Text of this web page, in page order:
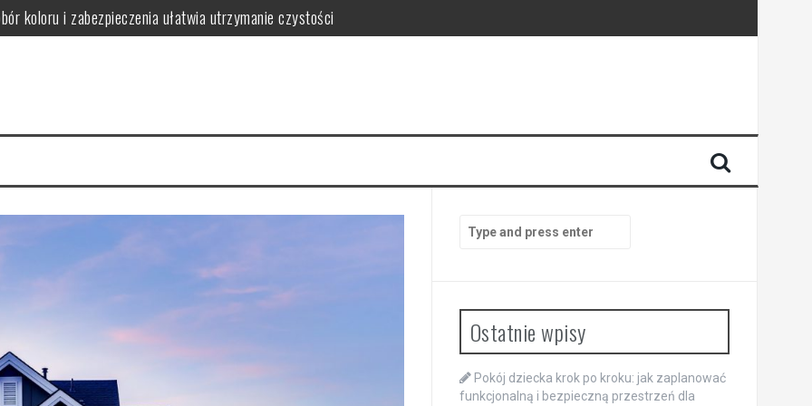
koloru i zabezpieczenia ułatwia utrzymanie czystości
funkcjonalne i stylowe rozwiązania oszczędzające miejsce
warto postawić na spójność i wygodę użytkowania
funkcjonalną i bezpieczną przestrzeń dla rozwoju i zabawy
for:
Ostatnie wpisy
Pokój dziecka krok po kroku: jak zaplanować
funkcjonalną i bezpieczną przestrzeń dla